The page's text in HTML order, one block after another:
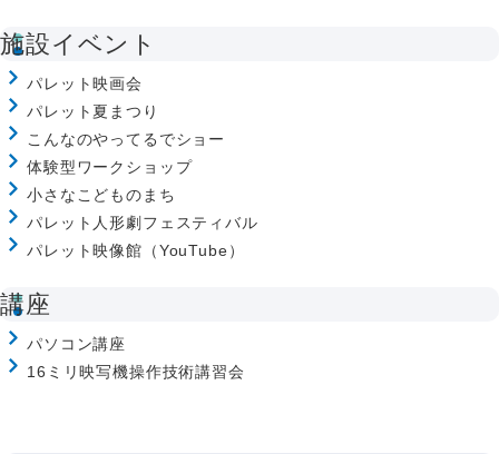
施設イベント
パレット映画会
パレット夏まつり
こんなのやってるでショー
体験型ワークショップ
小さなこどものまち
パレット人形劇フェスティバル
パレット映像館（YouTube）
講座
パソコン講座
16ミリ映写機操作技術講習会